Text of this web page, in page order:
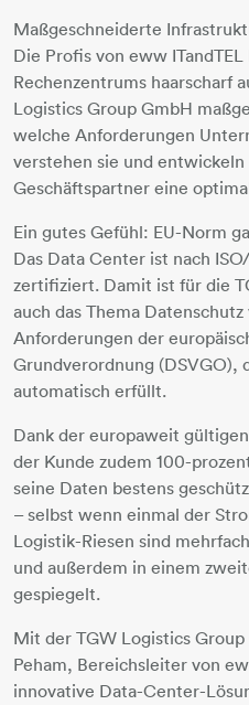
Maßgeschneiderte
Die Profis von eww
Rechenzentrums haarscharf
Logistics Group GmbH
welche Anforderungen
verstehen sie und
Geschäftspartner eine
Ein gutes Gefühl: EU-Norm
Das Data Center ist nach
zertifiziert. Damit ist für die
auch das Thema
Anforderungen der
Grundverordnung (DSVGO),
automatisch erfüllt.
Dank der europaweit
der Kunde zudem 100-
seine Daten bestens
– selbst wenn einmal der
Logistik-Riesen sind
und außerdem in einem
gespiegelt.
Mit der TGW Logistics
Peham, Bereichsleiter von
innovative Data-Center-